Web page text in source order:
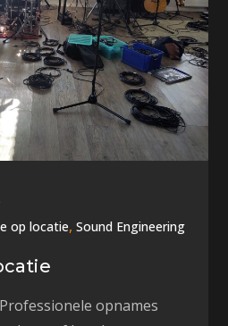
op locatie,Sound Engineering
opnames